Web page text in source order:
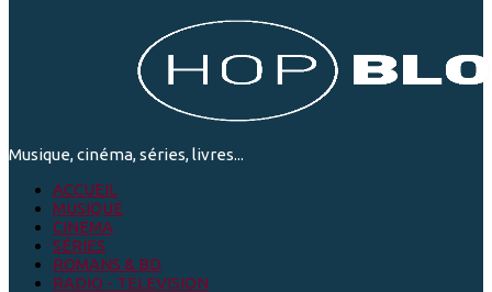
Musique, cinéma, séries, livres...
ACCUEIL
MUSIQUE
CINEMA
SÉRIES
ROMANS & BD
RADIO - TELEVISION